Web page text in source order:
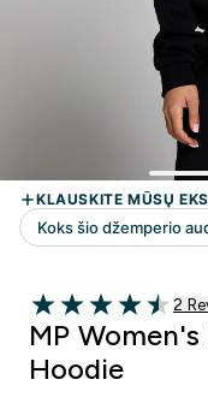
4.5 out of 5 stars
2
2
MP
Hoodie